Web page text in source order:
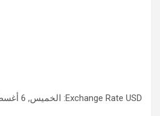
Exchange Rate USD : الخميس, 6 أغسطس.